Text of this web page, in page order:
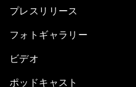
プレスリリース
フォトギャラリー
ビデオ
ポッドキャスト